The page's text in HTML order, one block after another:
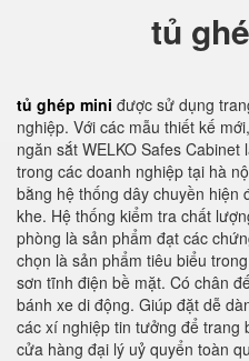
tủ
tủ ghép mini được sử dụng
nghiệp. Với các mẫu thiết kế
ngăn sắt WELKO Safes
trong các doanh nghiệp tại hà
bằng hệ thống dây chuyền hiện
khe. Hệ thống kiểm tra chất
phòng là sản phẩm đạt các
chọn là sản phẩm tiêu biểu
sơn tĩnh điện bề mặt. Có chân
bánh xe di động. Giúp đặt dễ
các xí nghiệp tin tưởng để trang
cửa hàng đại lý uỷ quyển toàn